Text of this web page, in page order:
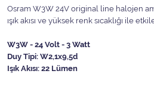
Osram W3W 24V original line halojen
ışık akısı ve yüksek renk sıcaklığı ile
W3W - 24 Volt - 3 Watt
Duy Tipi: W2,1x9,5d
Işık Akısı: 22 Lümen